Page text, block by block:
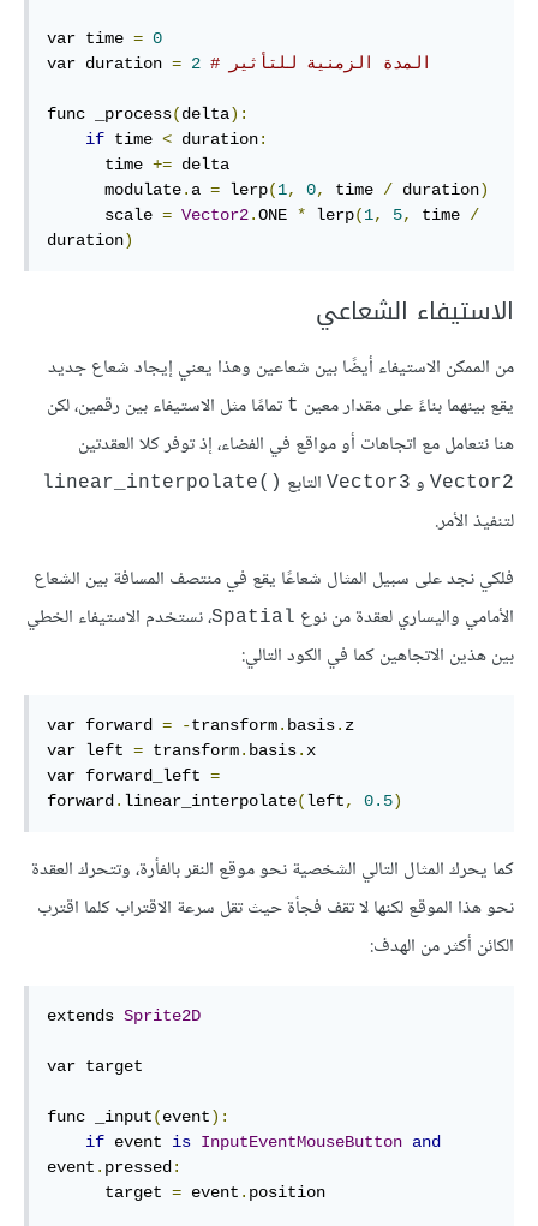
var time = 0
var duration = 2 # المدة الزمنية للتأثير
func _process(delta):
if time < duration:
      time
+= delta
      modulate
. a = lerp(1, 0, time / duration)
      scale
= Vector2.ONE * lerp(1, 5, time /
duration)
الاستيفاء الشعاعي
من الممكن الاستيفاء أيضًا بين شعاعين وهذا يعني إيجاد شعاع جديد
يقع بينهما بناءً على مقدار معين t تمامًا مثل الاستيفاء بين رقمين، لكن
هنا نتعامل مع اتجاهات أو مواقع في الفضاء، إذ توفر كلا العقدتين
Vector2 و Vector3 التابع ()linear_interpolate
لتنفيذ اﻷمر.
فلكي نجد على سبيل المثال شعاعًا يقع في منتصف المسافة بين الشعاع
الأمامي واليساري لعقدة من نوع Spatial، نستخدم الاستيفاء الخطي
بين هذين الاتجاهين كما في الكود التالي:
var forward = -transform. basis. z
var left = transform. basis. x
var forward_left =
forward. linear_interpolate(left, 0.5)
كما يحرك المثال التالي الشخصية نحو موقع النقر بالفأرة، وتتحرك العقدة
نحو هذا الموقع لكنها لا تقف فجأة حيث تقل سرعة الاقتراب كلما اقترب
الكائن أكثر من الهدف:
extends Sprite2D
var target
func _input(event):
if event is InputEventMouseButton and
event . pressed:
      target
= event . position